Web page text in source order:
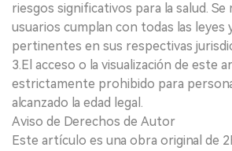
riesgos significativos para la salud. Se
usuarios cumplan con todas las leyes
pertinentes en sus respectivas
3.El acceso o la visualización de este
estrictamente prohibido para
alcanzado la edad legal.
Aviso de Derechos de Autor
Este artículo es una obra original de